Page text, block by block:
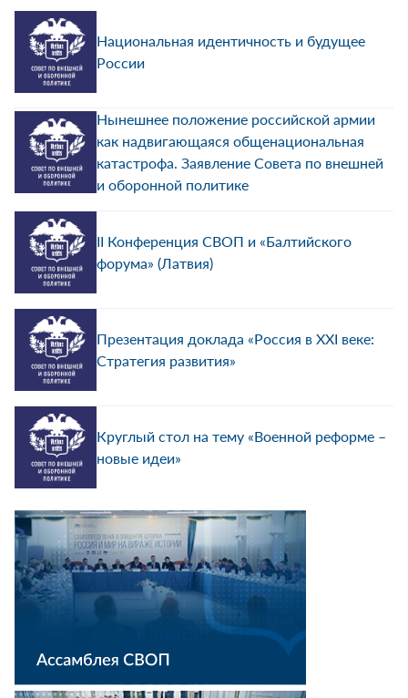
Национальная идентичность и будущее
России
Нынешнее положение российской армии
как надвигающаяся общенациональная
катастрофа. Заявление Совета по внешней
и оборонной политике
II Конференция СВОП и «Балтийского
форума» (Латвия)
Презентация доклада «Россия в XXI веке:
Стратегия развития»
Круглый стол на тему «Военной реформе –
новые идеи»